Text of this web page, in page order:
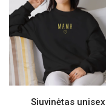
Siuvinėtas unisex